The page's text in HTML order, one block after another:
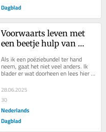
Dagblad
Voorwaarts leven met
een beetje hulp van
toe. En wint terrein’
Als ik een poëziebundel ter hand
neem, gaat het niet veel anders. Ik
blader er wat doorheen en lees hier
het...
28.06.2025
30
Nederlands
Dagblad